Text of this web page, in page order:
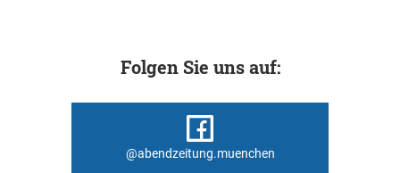
Folgen Sie uns auf:
@abendzeitung.muenchen